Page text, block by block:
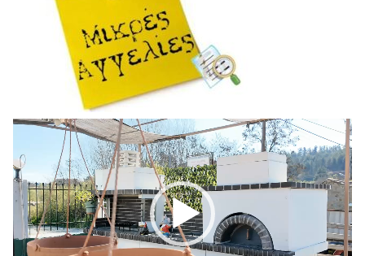
Πρόγραμμα
Αναπαραγωγής
Βίντεο